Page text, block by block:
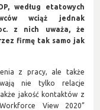
według etatowych
wciąż jednak
z nich uważa, że
firmę tak samo jak
z pracy, ale także
nie tylko relacje
jakość kontaktów z
View 2020”